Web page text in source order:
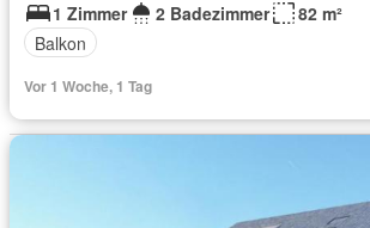
1 Zimmer
2 Badezimmer
82 m²
Balkon
Vor 1 Woche, 1 Tag